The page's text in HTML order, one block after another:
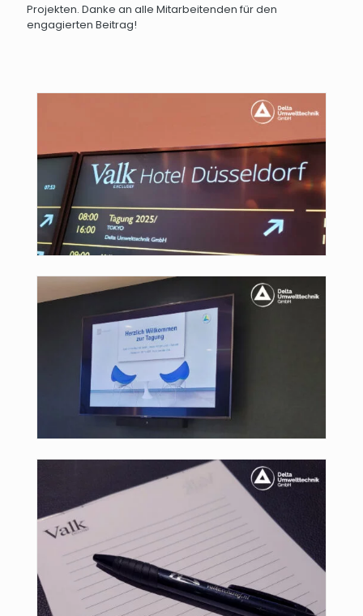
Projekten. Danke an alle Mitarbeitenden für den
engagierten Beitrag!